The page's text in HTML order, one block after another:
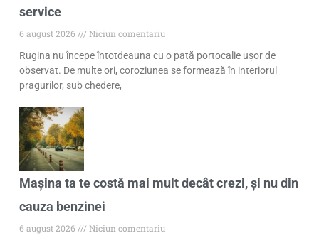
service
6 august 2026
Niciun comentariu
Rugina nu începe întotdeauna cu o pată portocalie ușor de
observat. De multe ori, coroziunea se formează în interiorul
pragurilor, sub chedere,
Mașina ta te costă mai mult decât crezi, și nu din
cauza benzinei
6 august 2026
Niciun comentariu